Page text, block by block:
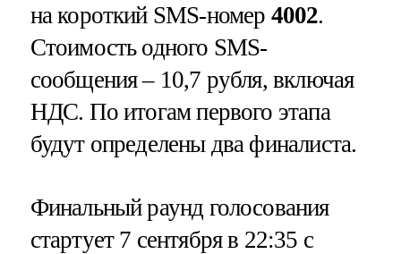
на короткий SMS-номер 4002.
Стоимость одного SMS-
сообщения – 10,7 рубля, включая
НДС. По итогам первого этапа
будут определены два финалиста.
Финальный раунд голосования
стартует 7 сентября в 22:35 с